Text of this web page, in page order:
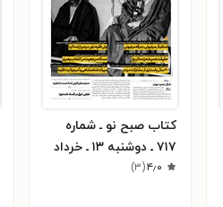
کتاب صبح نو ـ شماره
۷۱۷ ـ دوشنبه ۱۳ ـ خرداد
۹۸ ۴٫۰(۳)